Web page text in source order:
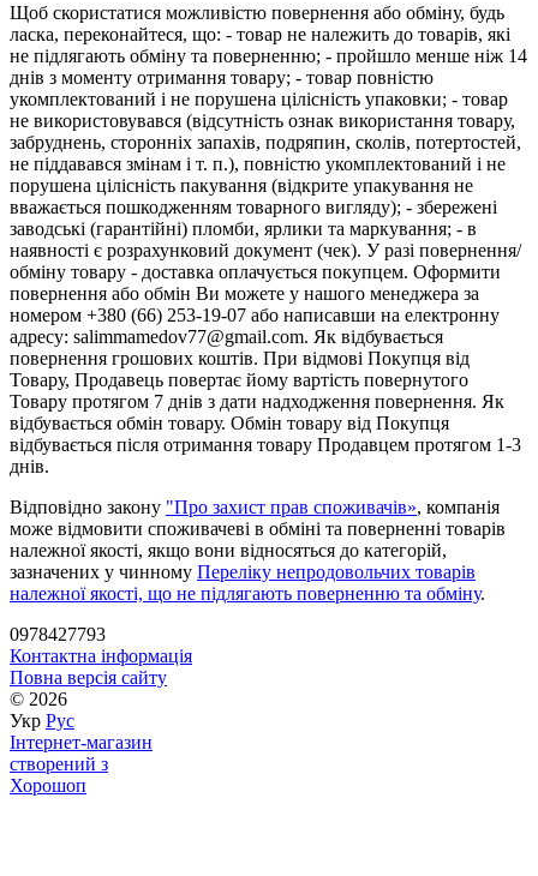
Щоб скористатися можливістю повернення або обміну, будь
ласка, переконайтеся, що: - товар не належить до товарів, які
не підлягають обміну та поверненню; - пройшло менше ніж 14
днів з моменту отримання товару; - товар повністю
укомплектований і не порушена цілісність упаковки; - товар
не використовувався (відсутність ознак використання товару,
забруднень, сторонніх запахів, подряпин, сколів, потертостей,
не піддавався змінам і т. п.), повністю укомплектований і не
порушена цілісність пакування (відкрите упакування не
вважається пошкодженням товарного вигляду); - збережені
заводські (гарантійні) пломби, ярлики та маркування; - в
наявності є розрахунковий документ (чек). У разі повернення/
обміну товару - доставка оплачується покупцем. Оформити
повернення або обмін Ви можете у нашого менеджера за
номером +380 (66) 253-19-07 або написавши на електронну
адресу: salimmamedov77@gmail.com. Як відбувається
повернення грошових коштів. При відмові Покупця від
Товару, Продавець повертає йому вартість повернутого
Товару протягом 7 днів з дати надходження повернення. Як
відбувається обмін товару. Обмін товару від Покупця
відбувається після отримання товару Продавцем протягом 1-3
днів.
Відповідно закону "Про захист прав споживачів», компанія
може відмовити споживачеві в обміні та поверненні товарів
належної якості, якщо вони відносяться до категорій,
зазначених у чинному Переліку непродовольчих товарів
належної якості, що не підлягають поверненню та обміну.
0978427793
Контактна інформація
Повна версія сайту
© 2026
Укр Рус
Інтернет-магазин
створений з
Хорошоп